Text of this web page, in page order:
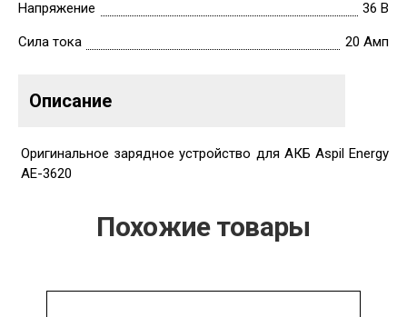
Напряжение 36 В
Сила тока 20 Амп
Описание
Оригинальное зарядное устройство для АКБ Aspil Energy
AE-3620
Похожие товары